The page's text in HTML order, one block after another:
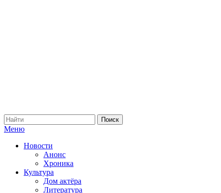
Меню
Новости
Анонс
Хроника
Культура
Дом актёра
Литература